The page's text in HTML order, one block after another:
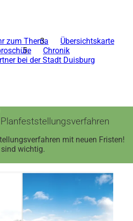
zum Thema
Übersichtskarte
Chronik
bei der Stadt Duisburg
mit neuen Fristen!
wichtig.